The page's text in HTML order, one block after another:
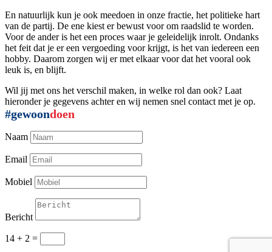
En natuurlijk kun je ook meedoen in onze fractie, het politieke hart
van de partij. De ene kiest er bewust voor om raadslid te worden.
Voor de ander is het een proces waar je geleidelijk inrolt. Ondanks
het feit dat je er een vergoeding voor krijgt, is het van iedereen een
hobby. Daarom zorgen wij er met elkaar voor dat het vooral ook
leuk is, en blijft.
Wil jij met ons het verschil maken, in welke rol dan ook? Laat
hieronder je gegevens achter en wij nemen snel contact met je op.
#gewoondoen
Naam
Email
Mobiel
Bericht
14 + 2 =